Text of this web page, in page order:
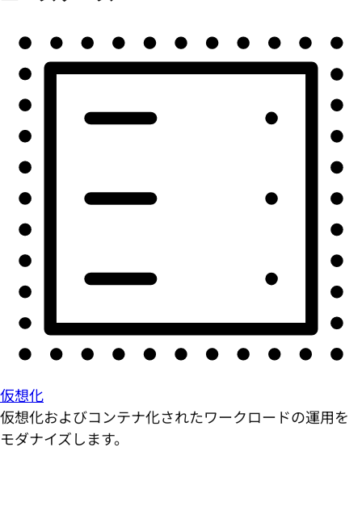
仮想化
仮想化およびコンテナ化されたワークロードの運用を
モダナイズします。